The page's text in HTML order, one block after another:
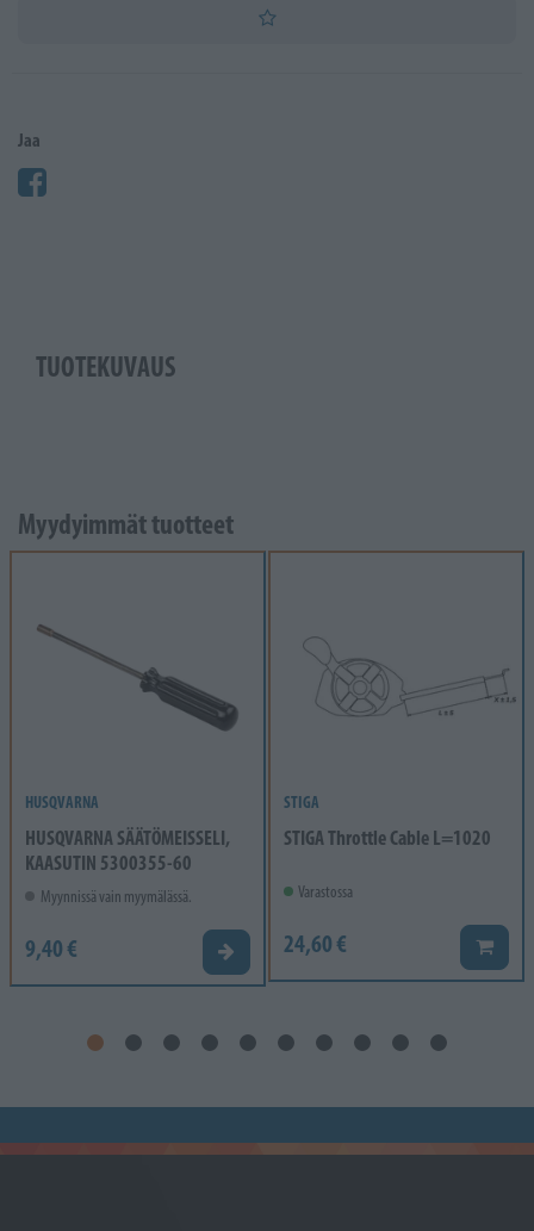
Jaa
TUOTEKUVAUS
Myydyimmät tuotteet
HUSQVARNA
HUSQVARNA SÄÄTÖMEISSELI,
KAASUTIN 5300355-60
Myynnissä vain myymälässä.
9,40 € Valitse vaihtoehto
STIGA
STIGA Throttle Cable L=1020
Varastossa
24,60 € Lisää